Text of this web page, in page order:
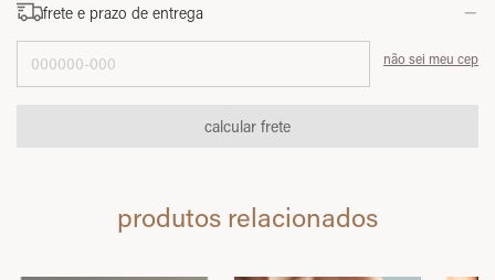
frete e prazo de entrega
Entregas para o CEP:
não sei meu cep
calcular frete
produtos relacionados